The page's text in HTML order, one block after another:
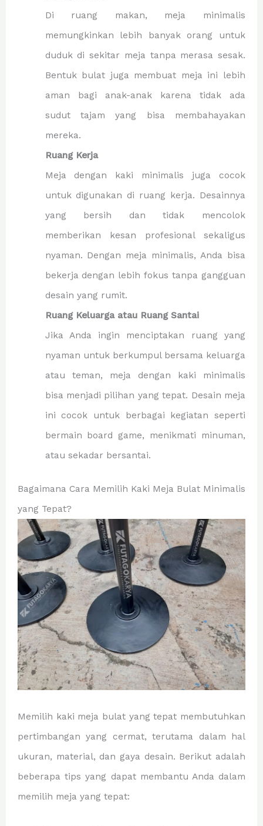
Di ruang makan, meja minimalis
memungkinkan lebih banyak orang untuk
duduk di sekitar meja tanpa merasa sesak.
Bentuk bulat juga membuat meja ini lebih
aman bagi anak-anak karena tidak ada
sudut tajam yang bisa membahayakan
mereka.
Ruang Kerja
Meja dengan kaki minimalis juga cocok
untuk digunakan di ruang kerja. Desainnya
yang bersih dan tidak mencolok
memberikan kesan profesional sekaligus
nyaman. Dengan meja minimalis, Anda bisa
bekerja dengan lebih fokus tanpa gangguan
desain yang rumit.
Ruang Keluarga atau Ruang Santai
Jika Anda ingin menciptakan ruang yang
nyaman untuk berkumpul bersama keluarga
atau teman, meja dengan kaki minimalis
bisa menjadi pilihan yang tepat. Desain meja
ini cocok untuk berbagai kegiatan seperti
bermain board game, menikmati minuman,
atau sekadar bersantai.
Bagaimana Cara Memilih Kaki Meja Bulat Minimalis
yang Tepat?
Memilih kaki meja bulat yang tepat membutuhkan
pertimbangan yang cermat, terutama dalam hal
ukuran, material, dan gaya desain. Berikut adalah
beberapa tips yang dapat membantu Anda dalam
memilih meja yang tepat: